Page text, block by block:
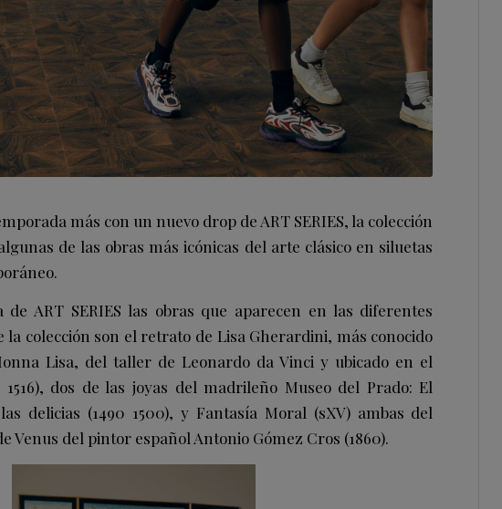
más con un nuevo drop de ART SERIES, la colección
de las obras más icónicas del arte clásico en siluetas
ART SERIES las obras que aparecen en las diferentes
la colección son el retrato de Lisa Gherardini, más conocido
Lisa, del taller de Leonardo da Vinci y ubicado en el
1516), dos de las joyas del madrileño Museo del Prado: El
delicias (1490 1500), y Fantasía Moral (sXV) ambas del
Venus del pintor español Antonio Gómez Cros (1860).